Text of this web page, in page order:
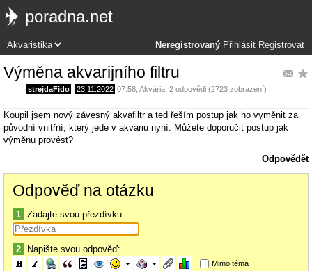
poradna.net
Neregistrovaný Přihlásit Registrovat
Výměna akvarijního filtru
strejdaFido 23.11.2022 07:58 Akvária , 2 odpovědi (2723 zobrazení)
Koupil jsem nový závesný akvafiltr a ted řeším postup jak ho vyměnit za
původní vnitřní, který jede v akváriu nyní. Můžete doporučit postup jak
výměnu provést?
Odpovědět
Odpověď na otázku
1 Zadajte svou přezdívku:
2 Napište svou odpověď:
Mimo téma